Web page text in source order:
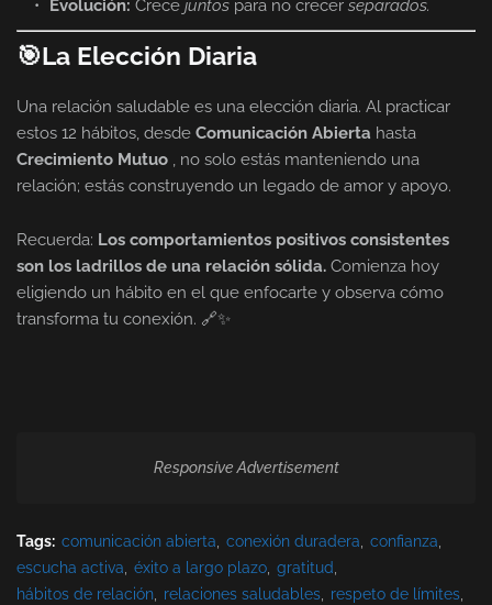
Evolución: Crece juntos para no crecer separados.
🎯La Elección Diaria
Una relación saludable es una elección diaria. Al practicar
estos 12 hábitos, desde Comunicación Abierta hasta
Crecimiento Mutuo , no solo estás manteniendo una
relación; estás construyendo un legado de amor y apoyo.
Recuerda: Los comportamientos positivos consistentes
son los ladrillos de una relación sólida. Comienza hoy
eligiendo un hábito en el que enfocarte y observa cómo
transforma tu conexión. 🔗✨
Responsive Advertisement
Tags: comunicación abierta conexión duradera
confianza
escucha activa
éxito a largo plazo gratitud
hábitos de relación
relaciones saludables
respeto de límites